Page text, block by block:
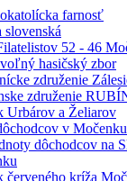
farnosť
slovenská
52 - 46
hasičský zbor
združenie
združenie
Urbárov a Želiarov
v Močenku
dôchodcov na
červeného kríža